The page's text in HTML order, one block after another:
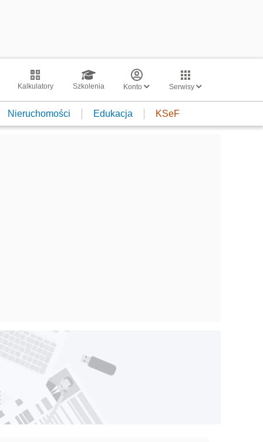
Kalkulatory Szkolenia Konto Serwisy
Nieruchomości Edukacja KSeF